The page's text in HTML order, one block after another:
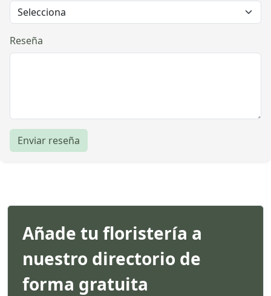
Reseña
Enviar reseña
Añade tu floristería a
nuestro directorio de
forma gratuita